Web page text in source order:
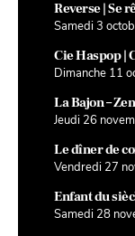
Reverse | Se
Samedi 3
Cie Haspop |
Dimanche 11
La Bajon – Zen
Jeudi 26
Le dîner de
Vendredi 27
Enfant du
Samedi 28